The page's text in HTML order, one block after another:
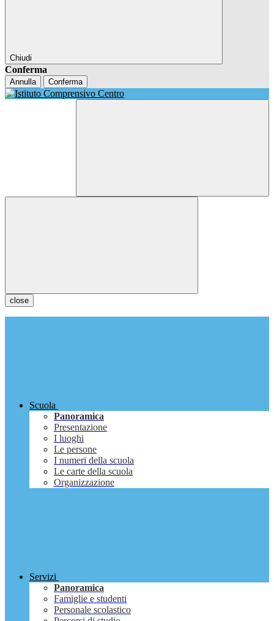
Chiudi
Conferma
Annulla Conferma
close
Scuola
Panoramica
Presentazione
I luoghi
Le persone
I numeri della scuola
Le carte della scuola
Organizzazione
Servizi
Panoramica
Famiglie e studenti
Personale scolastico